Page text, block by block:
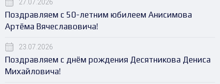
27.07.2026
Поздравляем с 50-летним юбилеем Анисимова
Артёма Вячеславовича!
23.07.2026
Поздравляем с днём рождения Десятникова Дениса
Михайловича!